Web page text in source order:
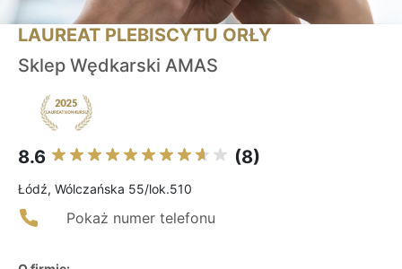
LAUREAT PLEBISCYTU ORŁY
Sklep Wędkarski AMAS
8.6 (8)
Łódź, Wólczańska 55/lok.510
Pokaż numer telefonu